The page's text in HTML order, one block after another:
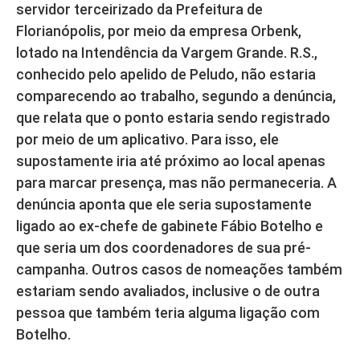
servidor terceirizado da Prefeitura de
Florianópolis, por meio da empresa Orbenk,
lotado na Intendência da Vargem Grande. R.S.,
conhecido pelo apelido de Peludo, não estaria
comparecendo ao trabalho, segundo a denúncia,
que relata que o ponto estaria sendo registrado
por meio de um aplicativo. Para isso, ele
supostamente iria até próximo ao local apenas
para marcar presença, mas não permaneceria. A
denúncia aponta que ele seria supostamente
ligado ao ex-chefe de gabinete Fábio Botelho e
que seria um dos coordenadores de sua pré-
campanha. Outros casos de nomeações também
estariam sendo avaliados, inclusive o de outra
pessoa que também teria alguma ligação com
Botelho.